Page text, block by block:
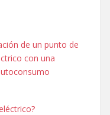
de un punto de
con una